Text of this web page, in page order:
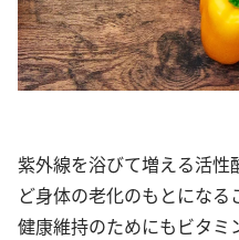
紫外線を浴びて増える活
ど身体の老化のもとになる
健康維持のためにもビタミ